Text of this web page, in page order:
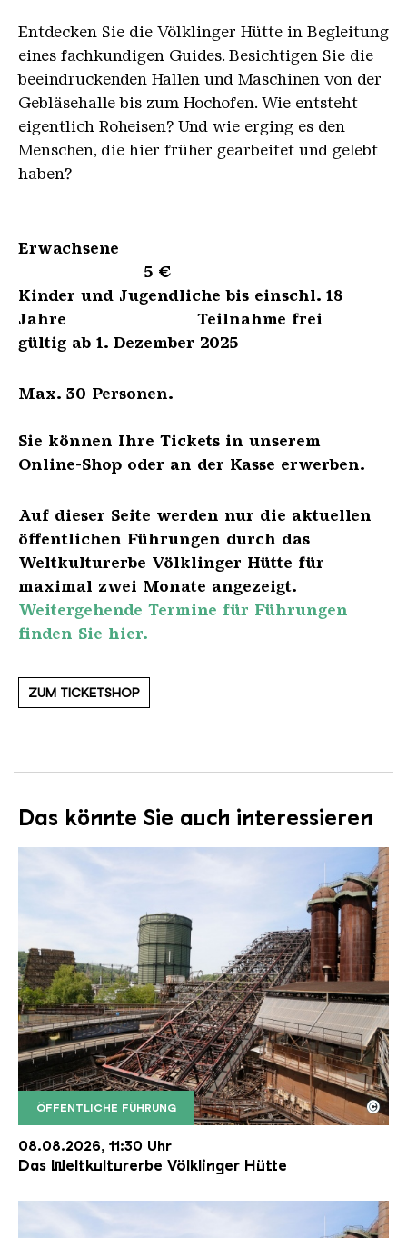
Entdecken Sie die Völklinger Hütte in Begleitung
eines fachkundigen Guides. Besichtigen Sie die
beeindruckenden Hallen und Maschinen von der
Gebläsehalle bis zum Hochofen. Wie entsteht
eigentlich Roheisen? Und wie erging es den
Menschen, die hier früher gearbeitet und gelebt
haben?
Erwachsene
5 €
Kinder und Jugendliche bis einschl. 18
Jahre Teilnahme frei
gültig ab 1. Dezember 2025
Max. 30 Personen.
Sie können Ihre Tickets in unserem
Online-Shop oder an der Kasse erwerben.
Auf dieser Seite werden nur die aktuellen
öffentlichen Führungen durch das
Weltkulturerbe Völklinger Hütte für
maximal zwei Monate angezeigt.
Weitergehende Termine für Führungen
finden Sie hier.
ZUM TICKETSHOP
Das könnte Sie auch interessieren
ÖFFENTLICHE FÜHRUNG
Der Erzschrägaufzug der Völklinger Hütte mit
Copyright: Weltkulturerbe Völklinger Hütte | Karl
©
08.08.2026, 11:30 Uhr
Das Weltkulturerbe Völklinger Hütte